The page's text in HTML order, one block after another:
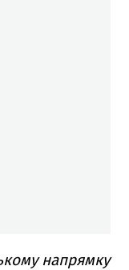
напрямку